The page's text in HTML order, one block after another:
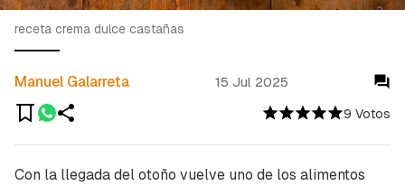
9 Votos
Manuel Galarreta 15 Jul 2025
receta crema dulce castañas
Con la llegada del otoño vuelve uno de los alimentos